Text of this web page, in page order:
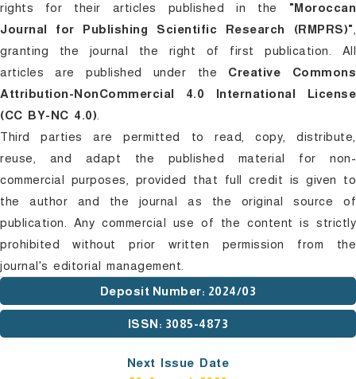
rights for their articles published in the "Moroccan
Journal for Publishing Scientific Research (RMPRS)"
granting the journal the right of first publication. All
articles are published under the Creative Commons
Attribution-NonCommercial 4.0 International License
(CC BY-NC 4.0)
Third parties are permitted to read, copy, distribute,
reuse, and adapt the published material for non-
commercial purposes, provided that full credit is given to
the author and the journal as the original source of
publication. Any commercial use of the content is strictly
prohibited without prior written permission from the
journal's editorial management.
Deposit Number: 2024/03
ISSN: 3085-4873
Next Issue Date